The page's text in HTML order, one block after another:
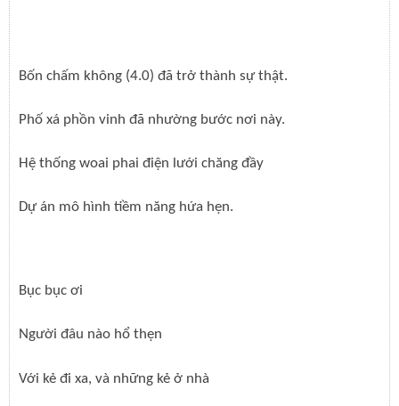
Bốn chấm không (4.0) đã trở thành sự thật.
Phố xá phồn vinh đã nhường bước nơi này.
Hệ thống woai phai điện lưới chăng đầy
Dự án mô hình tiềm năng hứa hẹn.
Bục bục ơi
Người đâu nào hổ thẹn
Với kẻ đi xa, và những kẻ ở nhà